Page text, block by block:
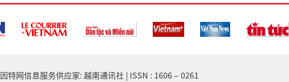
因特网信息服务供应家: 越南通讯社 | ISSN : 1606 – 0261